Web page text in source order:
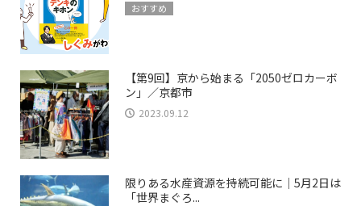
おすすめ
【第9回】京から始まる「2050ゼロカーボ
ン」／京都市
2023.09.12
限りある水産資源を持続可能に｜5月2日は
「世界まぐろ...